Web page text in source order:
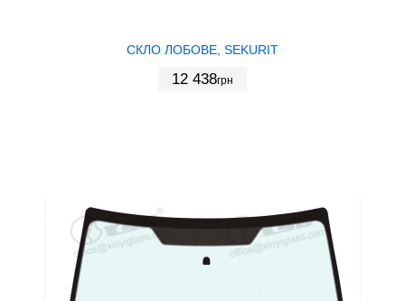
СКЛО ЛОБОВЕ, SEKURIT
12 438грн